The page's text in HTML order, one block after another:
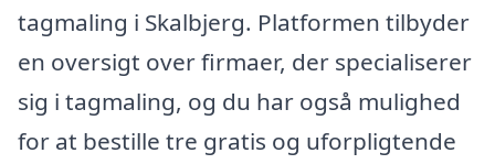
tagmaling i Skalbjerg. Platformen tilbyder
en oversigt over firmaer, der specialiserer
sig i tagmaling, og du har også mulighed
for at bestille tre gratis og uforpligtende